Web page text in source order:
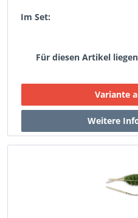
Im Set:
Für diesen Artikel